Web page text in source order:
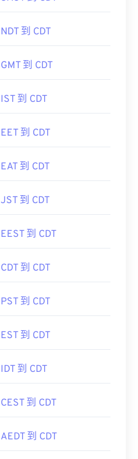
NDT 到 CDT
GMT 到 CDT
IST 到 CDT
EET 到 CDT
EAT 到 CDT
JST 到 CDT
EEST 到 CDT
CDT 到 CDT
PST 到 CDT
EST 到 CDT
IDT 到 CDT
CEST 到 CDT
AEDT 到 CDT